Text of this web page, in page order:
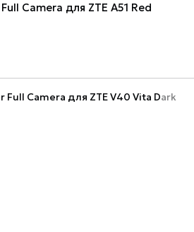
Camera для ZTE A51 Red